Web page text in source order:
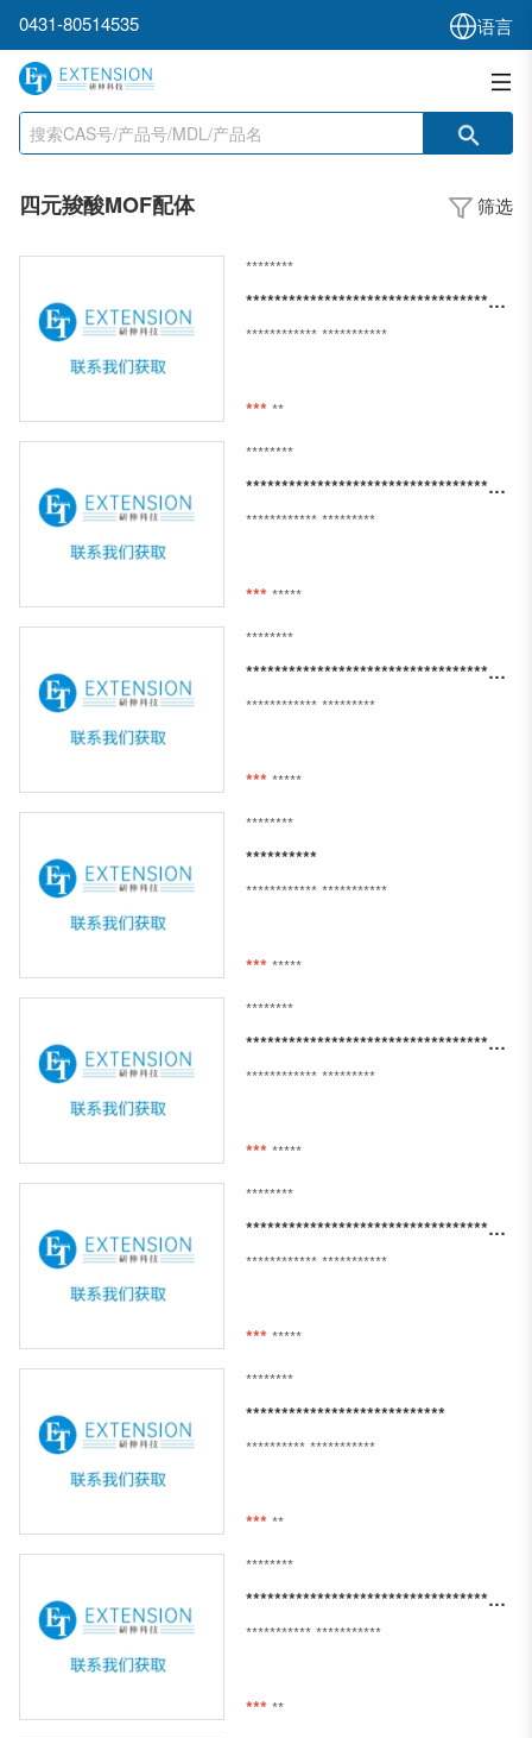
0431-80514535 语言
四元羧酸MOF配体 筛选
********
************************************************************
************ ***********
*** **
********
*************************************************************
************ *********
*** *****
********
*****************************************************************************
************ *********
*** *****
********
**********
************ ***********
*** *****
********
*************************************************************************
************ *********
*** *****
********
*************************************************************************************
************ ***********
*** *****
********
****************************
********** ***********
*** **
********
**************************************************************
*********** ***********
*** **